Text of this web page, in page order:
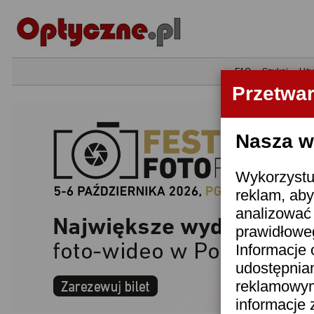
Nasza
reklam,
Informacje
informacje
•FAQ•Szukaj•